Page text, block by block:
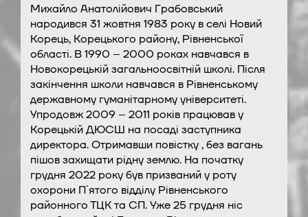
Михайло Анатолійович Грабовський
народився 31 жовтня 1983 року в селі Новий
Корець, Корецького району, Рівненської
області. В 1990 – 2000 роках навчався в
Новокорецькій загальноосвітній школі. Після
закінчення школи навчався в Рівненському
державному гуманітарному університеті.
Упродовж 2009 – 2011 років працював у
Корецькій ДЮСШ на посаді заступника
директора. Отримавши повістку , без вагань
пішов захищати рідну землю. На початку
грудня 2022 року був призваний у роту
охорони П`ятого відділу Рівненського
районного ТЦК та СП. Уже 25 грудня ніс